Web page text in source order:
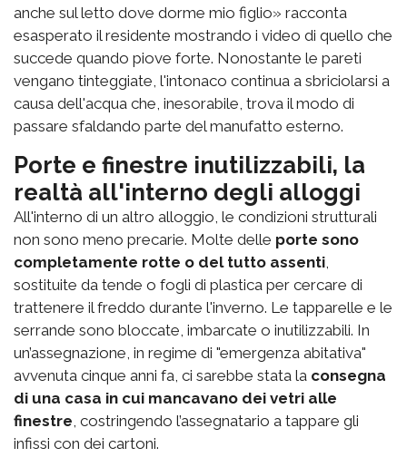
anche sul letto dove dorme mio figlio» racconta
esasperato il residente mostrando i video di quello che
succede quando piove forte. Nonostante le pareti
vengano tinteggiate, l'intonaco continua a sbriciolarsi a
causa dell'acqua che, inesorabile, trova il modo di
passare sfaldando parte del manufatto esterno.
Porte e finestre inutilizzabili, la
realtà all'interno degli alloggi
All'interno di un altro alloggio, le condizioni strutturali
non sono meno precarie. Molte delle porte sono
completamente rotte o del tutto assenti
sostituite da tende o fogli di plastica per cercare di
trattenere il freddo durante l'inverno. Le tapparelle e le
serrande sono bloccate, imbarcate o inutilizzabili. In
un’assegnazione, in regime di "emergenza abitativa"
avvenuta cinque anni fa, ci sarebbe stata la consegna
di una casa in cui mancavano dei vetri alle
finestre , costringendo l’assegnatario a tappare gli
infissi con dei cartoni.